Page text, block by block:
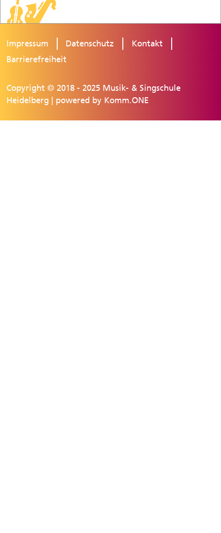
Impressum Datenschutz
Kontakt
Barrierefreiheit
Copyright © 2018 - 2025 Musik- & Singschule
Heidelberg | powered by Komm.ONE